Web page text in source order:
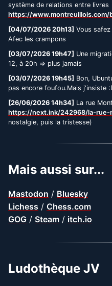
système de relations entre livres
https://www.montreuillois.com/
[04/07/2026 20h13] Vous
Afec les crampons
[03/07/2026 19h47] Une
12, à 20h => plus jamais
[03/07/2026 19h45] Bon,
pas encore foufou.Mais j'insiste
[26/06/2026 14h34] La rue
https://next.ink/242968/la-
nostalgie, puis la tristesse)
Mais aussi sur...
Mastodon / Bluesky
Lichess / Chess.com
GOG / Steam / itch.io
Ludothèque JV